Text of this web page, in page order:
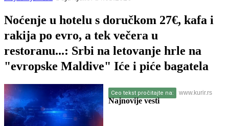
Noćenje u hotelu s doručkom 27€, kafa i
rakija po evro, a tek večera u
restoranu...: Srbi na letovanje hrle na
"evropske Maldive" Iće i piće bagatela
Ceo tekst pročitajte na: www.kurir.rs
Najnovije vesti